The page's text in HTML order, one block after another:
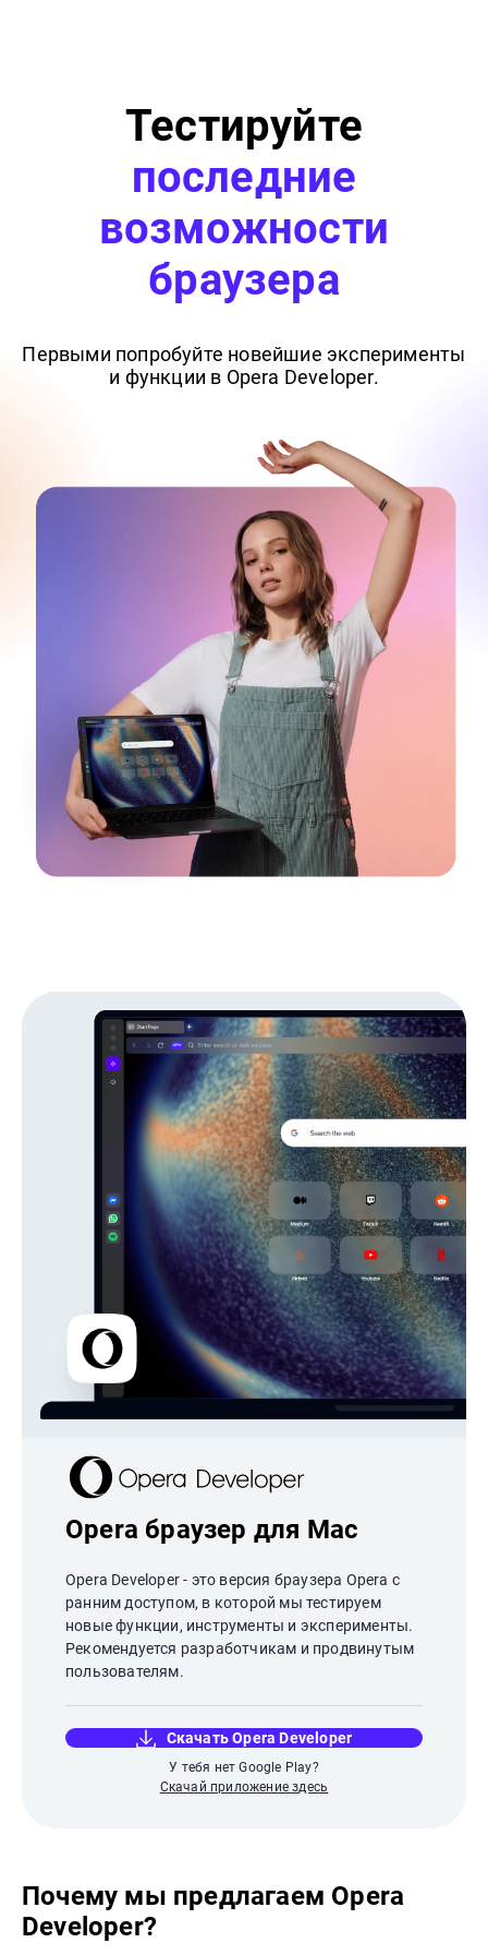
Тестируйте
последние
возможности
браузера
Первыми попробуйте новейшие эксперименты
и функции в Opera Developer.
Opera браузер для Mac
Opera Developer - это версия браузера Opera с
ранним доступом, в которой мы тестируем
новые функции, инструменты и эксперименты.
Рекомендуется разработчикам и продвинутым
пользователям.
Скачать Opera Developer
У тебя нет Google Play?
Скачай приложение здесь
Почему мы предлагаем Opera
Developer?